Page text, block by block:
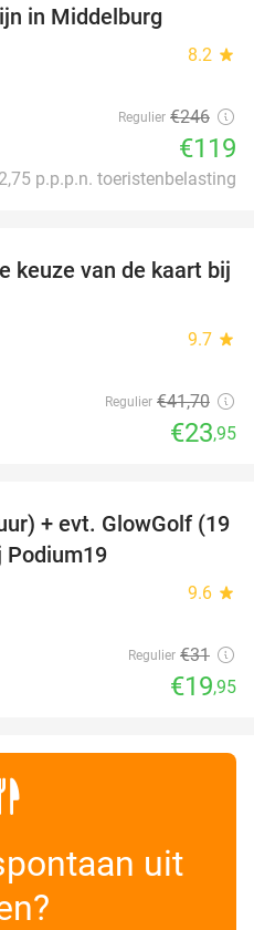
in Middelburg
8.2 star
Regulier €246
€119
p.p.p.n. toeristenbelasting
43%
keuze van de kaart bij
9.7 star
Regulier €41,70
€23,95
36%
+ evt. GlowGolf (19
Podium19
9.6 star
Regulier €31
€19,95
uit